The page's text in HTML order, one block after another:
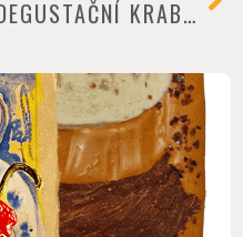
DEGUSTAČNÍ KRABICE